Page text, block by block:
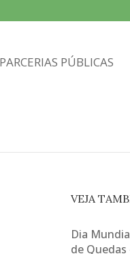
PARCERIAS PÚBLICAS
VEJA
Dia
de Quedas